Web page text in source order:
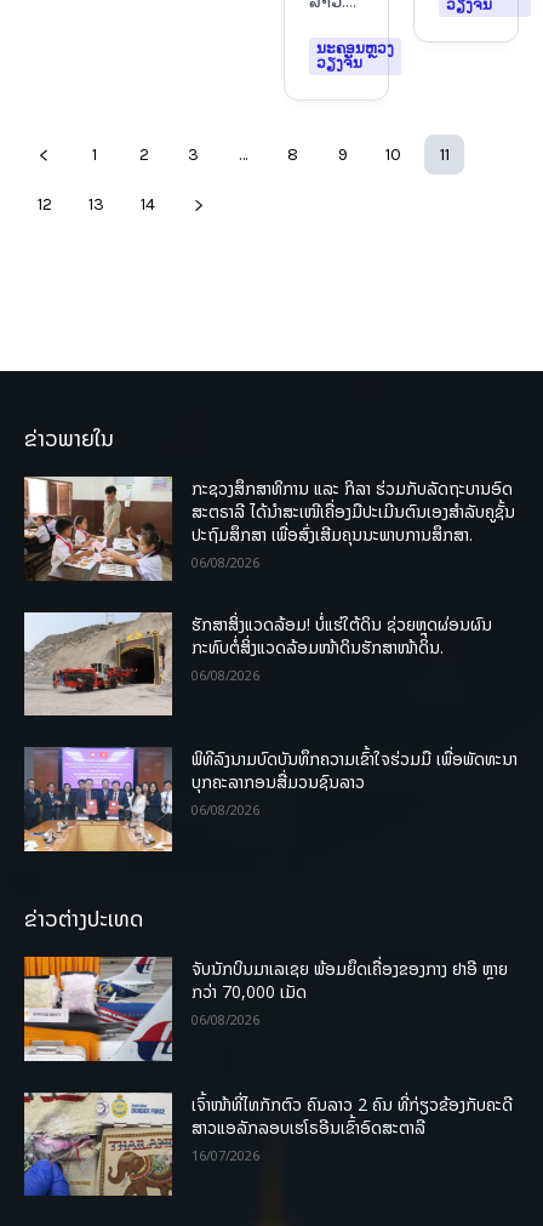
ນະຄອນຫຼວງ
ວຽງຈັນ
ວຽງຈັນ
1 2 3 … 8 9 10 11
12 13 14
ຂ່າວພາຍໃນ
ກະຊວງສຶກສາທິການ ແລະ ກິລາ ຮ່ວມກັບລັດຖະບານອົດ
ສະຕຣາລີ ໄດ້ນຳສະເໜີເຄື່ອງມືປະເມີນຕົນເອງສຳລັບຄູຊັ້ນ
ປະຖົມສຶກສາ ເພື່ອສົ່ງເສີມຄຸນນະພາບການສຶກສາ.
06/08/2026
ຮັກສາສິ່ງແວດລ້ອມ! ບໍ່ແຮ່ໃຕ້ດິນ ຊ່ວຍຫຼຸດຜ່ອນຜົນ
ກະທົບຕໍ່ສິ່ງແວດລ້ອມໜ້າດິນຮັກສາໜ້າດິນ.
06/08/2026
ພິທີລົງນາມບົດບັນທຶກຄວາມເຂົ້າໃຈຮ່ວມມື ເພື່ອພັດທະນາ
ບຸກຄະລາກອນສື່ມວນຊົນລາວ
06/08/2026
ຂ່າວຕ່າງປະເທດ
ຈັບນັກບິນມາເລເຊຍ ພ້ອມຍຶດເຄື່ອງຂອງກາງ ຢາອີ ຫຼາຍ
ກວ່າ 70,000 ເມັດ
06/08/2026
ເຈົ້າໜ້າທີ່ໄທກັກຕົວ ຄົນລາວ 2 ຄົນ ທີ່ກ່ຽວຂ້ອງກັບຄະດີ
ສາວແອລັກລອບເຮໂຣອີນເຂົ້າອົດສະຕາລີ
16/07/2026